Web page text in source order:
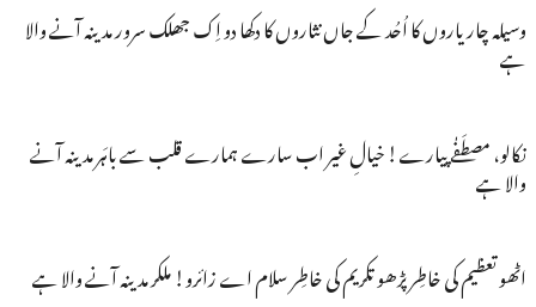
وسیلہ چار یاروں کا اُحُد کے جاں نثاروں کا دکھا دو اِک جھلک سرور مدینہ آنے والا
ہے
نکالو، مصطَفٰے پیارے! خیالِ غیر اب سارے ہمارے قلب سے باہَر مدینہ آنے
والا ہے
اٹھو تعظیم کی خاطِر پڑھو تکریم کی خاطِر سلام اے زائرو! ملکر مدینہ آنے والا ہے